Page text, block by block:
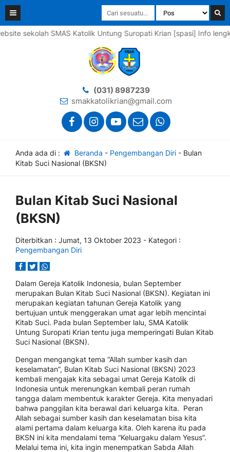
SMAS Katolik Untung Suropati Krian [spasi] Info
(031) 8987239
smakkatolikrian@gmail.com
Anda ada di : Beranda - Pengembangan Diri- Bulan
Kitab Suci Nasional (BKSN)
Bulan Kitab Suci Nasional
(BKSN)
Diterbitkan : Jumat, 13 Oktober 2023 - Kategori :
Pengembangan Diri
Dalam Gereja Katolik Indonesia, bulan September
merupakan Bulan Kitab Suci Nasional (BKSN). Kegiatan ini
merupakan kegiatan tahunan Gereja Katolik yang
bertujuan untuk menggerakan umat agar lebih mencintai
Kitab Suci. Pada bulan September lalu, SMA Katolik
Untung Suropati Krian tentu juga memperingati Bulan Kitab
Suci Nasional (BKSN).
Dengan mengangkat tema “Allah sumber kasih dan
keselamatan”, Bulan Kitab Suci Nasional (BKSN) 2023
kembali mengajak kita sebagai umat Gereja Katolik di
Indonesia untuk merenungkan kembali peran rumah
tangga dalam membentuk karakter Gereja. Kita menyadari
bahwa panggilan kita berawal dari keluarga kita. Peran
Allah sebagai sumber kasih dan keselamatan bisa kita
alami pertama dalam keluarga kita. Oleh karena itu pada
BKSN ini kita mendalami tema “Keluargaku dalam Yesus”.
Melalui tema ini, kita ingin menempatkan Sabda Allah